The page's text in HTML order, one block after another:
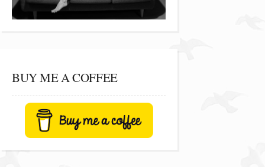
BUY ME A COFFEE